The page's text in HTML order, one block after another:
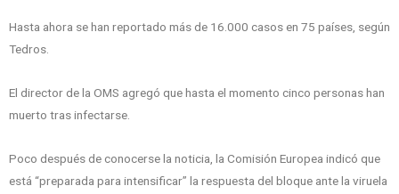
Hasta ahora se han reportado más de 16.000 casos en 75 países, según
Tedros.
El director de la OMS agregó que hasta el momento cinco personas han
muerto tras infectarse.
Poco después de conocerse la noticia, la Comisión Europea indicó que
está “preparada para intensificar” la respuesta del bloque ante la viruela